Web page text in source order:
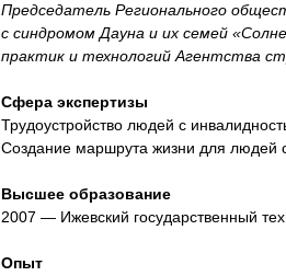
Председатель Регионального
с синдромом Дауна и их семей
практик и технологий Агентства
Сфера экспертизы
Трудоустройство людей с
Создание маршрута жизни для
Высшее образование
2007 — Ижевский государственный
Опыт